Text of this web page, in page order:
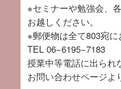
※セミナーや勉強会、
お越しください。
※郵便物は全て803宛に
TEL 06−6195−7183
授業中等電話に出られ
お問い合わせページよ